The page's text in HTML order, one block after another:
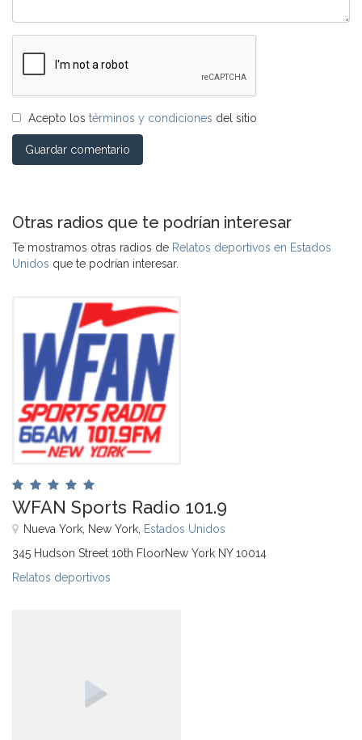
Acepto los términos y condiciones del sitio
Guardar comentario
Otras radios que te podrían interesar
Te mostramos otras radios de Relatos deportivos en Estados
Unidos que te podrían interesar.
WFAN Sports Radio 101.9
Nueva York, New York, Estados Unidos
345 Hudson Street 10th FloorNew York NY 10014
Relatos deportivos